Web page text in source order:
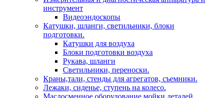
инструмент
Видеоэндоскопы
Катушки, шланги, светильники, блоки
подготовки.
Катушки для воздуха
Блоки подготовки воздуха
Рукава, шланги
Светильники, переноски.
Краны,тали, стенды для агрегатов, съемники.
Лежаки, сиденье, ступень на колесо.